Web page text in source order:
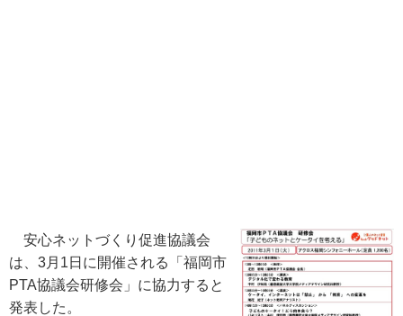
安心ネットづくり促進協議会
は、3月1日に開催される「福岡市
PTA協議会研修会」に協力すると
発表した。